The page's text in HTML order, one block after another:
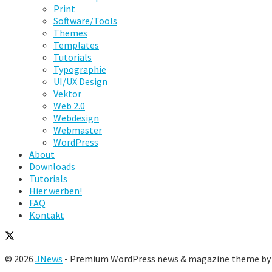
Print
Software/Tools
Themes
Templates
Tutorials
Typographie
UI/UX Design
Vektor
Web 2.0
Webdesign
Webmaster
WordPress
About
Downloads
Tutorials
Hier werben!
FAQ
Kontakt
© 2026 JNews - Premium WordPress news & magazine theme by